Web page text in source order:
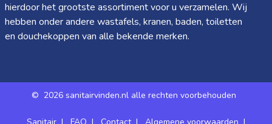
hierdoor het grootste assortiment voor u verzamelen. Wij
hebben onder andere wastafels, kranen, baden, toiletten
en douchekoppen van alle bekende merken.
© 2026 sanitairvinden.nl alle rechten voorbehouden